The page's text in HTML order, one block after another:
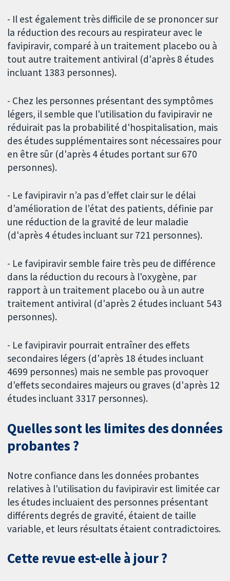
- Il est également très difficile de se prononcer sur
la réduction des recours au respirateur avec le
favipiravir, comparé à un traitement placebo ou à
tout autre traitement antiviral (d'après 8 études
incluant 1383 personnes).
- Chez les personnes présentant des symptômes
légers, il semble que l'utilisation du favipiravir ne
réduirait pas la probabilité d'hospitalisation, mais
des études supplémentaires sont nécessaires pour
en être sûr (d'après 4 études portant sur 670
personnes).
- Le favipiravir n’a pas d’effet clair sur le délai
d’amélioration de l’état des patients, définie par
une réduction de la gravité de leur maladie
(d'après 4 études incluant sur 721 personnes).
- Le favipiravir semble faire très peu de différence
dans la réduction du recours à l'oxygène, par
rapport à un traitement placebo ou à un autre
traitement antiviral (d'après 2 études incluant 543
personnes).
- Le favipiravir pourrait entraîner des effets
secondaires légers (d'après 18 études incluant
4699 personnes) mais ne semble pas provoquer
d'effets secondaires majeurs ou graves (d'après 12
études incluant 3317 personnes).
Quelles sont les limites des données
probantes ?
Notre confiance dans les données probantes
relatives à l'utilisation du favipiravir est limitée car
les études incluaient des personnes présentant
différents degrés de gravité, étaient de taille
variable, et leurs résultats étaient contradictoires.
Cette revue est-elle à jour ?